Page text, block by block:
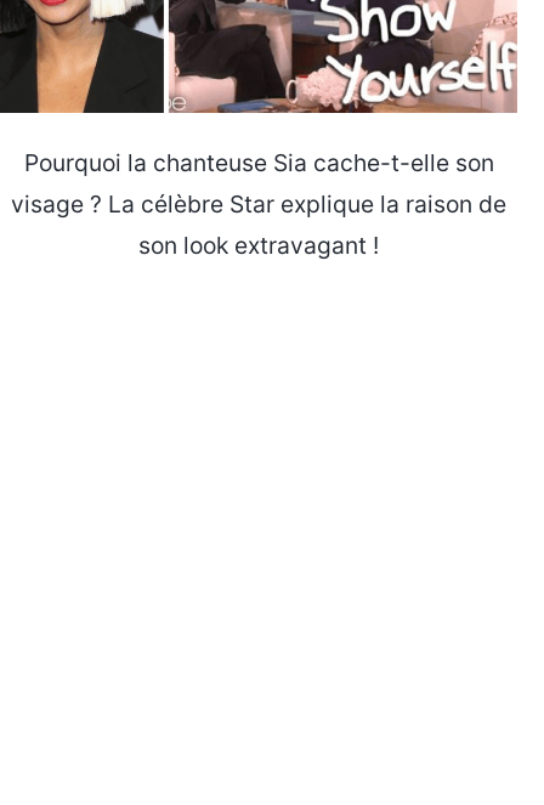
Pourquoi la chanteuse Sia cache-t-elle son
visage ? La célèbre Star explique la raison de
son look extravagant !